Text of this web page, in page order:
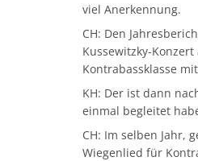
viel Anerkennung.
CH: Den
Kussewitzky-
Kontrabassklasse
KH: Der ist dann
einmal begleitet
CH: Im selben Jahr,
Wiegenlied für